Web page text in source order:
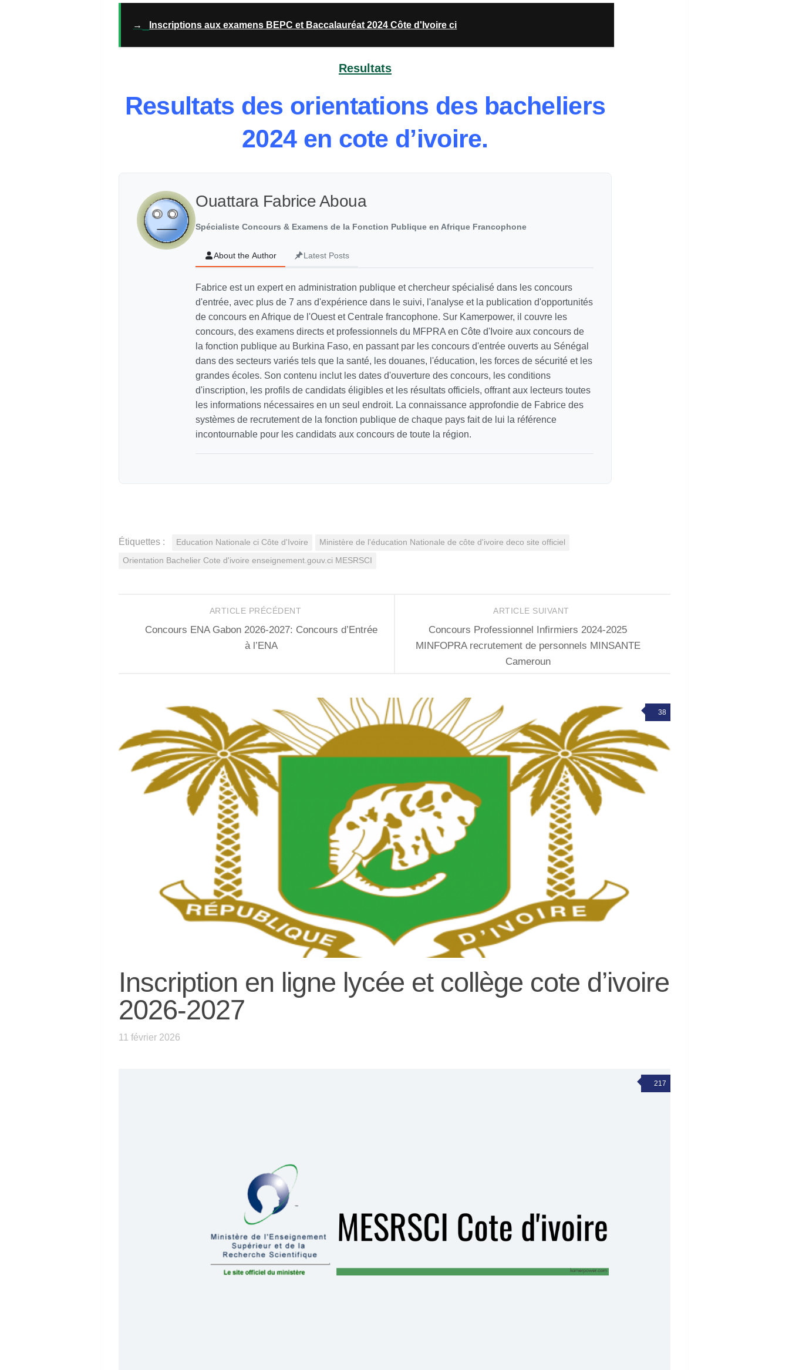
→ Inscriptions aux examens BEPC et Baccalauréat 2024 Côte d'Ivoire ci
Resultats
Resultats des orientations des bacheliers
2024 en cote d’ivoire.
Ouattara Fabrice Aboua
Spécialiste Concours & Examens de la Fonction Publique en Afrique Francophone
About the Author Latest Posts
Fabrice est un expert en administration publique et chercheur spécialisé dans les concours
d'entrée, avec plus de 7 ans d'expérience dans le suivi, l'analyse et la publication d'opportunités
de concours en Afrique de l'Ouest et Centrale francophone. Sur Kamerpower, il couvre les
concours, des examens directs et professionnels du MFPRA en Côte d'Ivoire aux concours de
la fonction publique au Burkina Faso, en passant par les concours d'entrée ouverts au Sénégal
dans des secteurs variés tels que la santé, les douanes, l'éducation, les forces de sécurité et les
grandes écoles. Son contenu inclut les dates d'ouverture des concours, les conditions
d'inscription, les profils de candidats éligibles et les résultats officiels, offrant aux lecteurs toutes
les informations nécessaires en un seul endroit. La connaissance approfondie de Fabrice des
systèmes de recrutement de la fonction publique de chaque pays fait de lui la référence
incontournable pour les candidats aux concours de toute la région.
Étiquettes : Education Nationale ci Côte d'Ivoire Ministère de l'éducation Nationale de côte d'ivoire deco site officiel
Orientation Bachelier Cote d'ivoire enseignement.gouv.ci MESRSCI
ARTICLE SUIVANT
Concours Professionnel Infirmiers 2024-2025
MINFOPRA recrutement de personnels MINSANTE
Cameroun
ARTICLE PRÉCÉDENT
Concours ENA Gabon 2026-2027: Concours d’Entrée
à l’ENA
38
Inscription en ligne lycée et collège cote d’ivoire
2026-2027
11 février 2026
217